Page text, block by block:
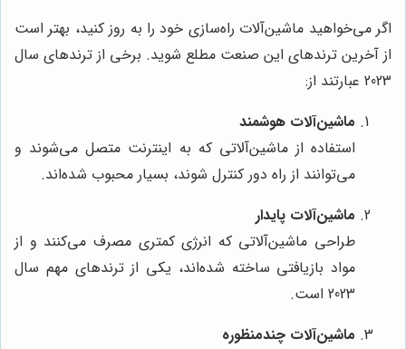
اگر می‌خواهید ماشین‌آلات راه‌سازی خود را به روز کنید، بهتر است
از آخرین ترندهای این صنعت مطلع شوید. برخی از ترندهای سال
2023 عبارتند از:
ماشین‌آلات هوشمند
استفاده از ماشین‌آلاتی که به اینترنت متصل می‌شوند و
می‌توانند از راه دور کنترل شوند، بسیار محبوب شده‌اند.
ماشین‌آلات پایدار
طراحی ماشین‌آلاتی که انرژی کمتری مصرف می‌کنند و از
مواد بازیافتی ساخته شده‌اند، یکی از ترندهای مهم سال
2023 است.
ماشین‌آلات چندمنظوره